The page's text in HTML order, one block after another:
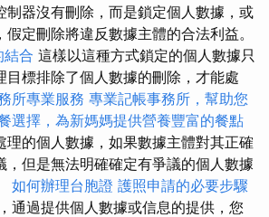
制器沒有刪除，而是鎖定個人數據，或
定刪除將違反數據主體的合法利益。
結合 這樣以這種方式鎖定的個人數據只
目標排除了個人數據的刪除，才能處
所專業服務 專業記帳事務所，幫助您
選擇，為新媽媽提供營養豐富的餐點
理的個人數據，如果數據主體對其正確
，但是無法明確確定有爭議的個人數據
如何辦理台胞證 護照申請的必要步驟
通過提供個人數據或信息的提供，您